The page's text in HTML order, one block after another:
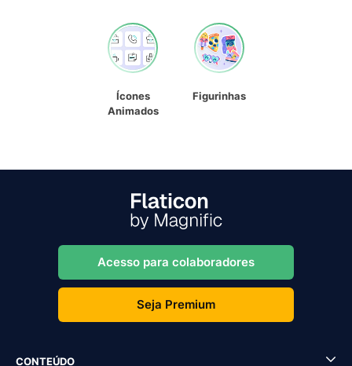
Ícones
Animados
Figurinhas
Acesso para colaboradores
Seja Premium
CONTEÚDO